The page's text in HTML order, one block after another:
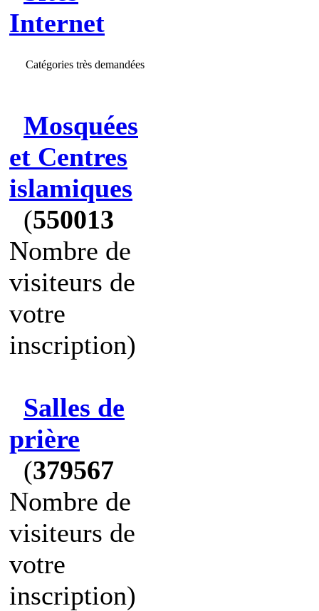
Internet
Catégories très demandées
Mosquées
et Centres
islamiques
(550013
Nombre de
visiteurs de
votre
inscription)
Salles de
prière
(379567
Nombre de
visiteurs de
votre
inscription)